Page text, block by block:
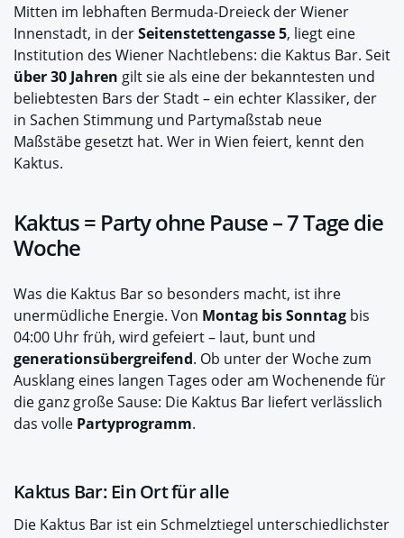
Mitten im lebhaften Bermuda-Dreieck der Wiener
Innenstadt, in derSeitenstettengasse 5, liegt eine
Institution des Wiener Nachtlebens: die Kaktus Bar. Seit
über 30 Jahren gilt sie als eine der bekanntesten und
beliebtesten Bars der Stadt – ein echter Klassiker, der
in Sachen Stimmung und Partymaßstab neue
Maßstäbe gesetzt hat. Wer in Wien feiert, kennt den
Kaktus.
Kaktus = Party ohne Pause – 7 Tage die
Woche
Was die Kaktus Bar so besonders macht, ist ihre
unermüdliche Energie. Von Montag bis Sonntag bis
04:00 Uhr früh, wird gefeiert – laut, bunt und
generationsübergreifend. Ob unter der Woche zum
Ausklang eines langen Tages oder am Wochenende für
die ganz große Sause: Die Kaktus Bar liefert verlässlich
das volle Partyprogramm.
Kaktus Bar: Ein Ort für alle
Die Kaktus Bar ist ein Schmelztiegel unterschiedlichster